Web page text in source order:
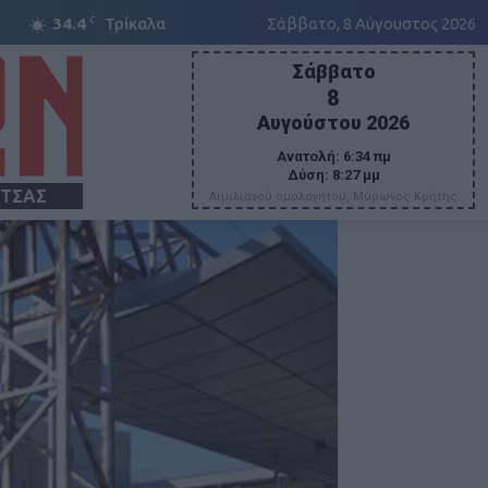
34.4 C Τρίκαλα Σάββατο, 8 Αύγουστος 2026
Σάββατο
8
Αυγούστου 2026
Ανατολή: 6:34 πμ
Δύση: 8:27 μμ
Αιμιλιανού ομολογήτου, Μύρωνος Κρήτης